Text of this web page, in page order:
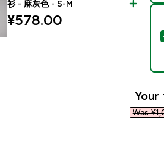
衫 - 麻灰色 - S-M
¥578.00‎
Was